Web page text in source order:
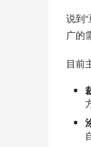
说到
广的
目前